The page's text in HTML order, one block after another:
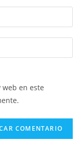
en este